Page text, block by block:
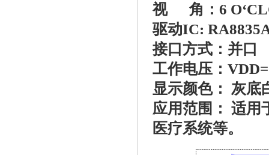
视 角：6
驱动IC:
接口方式：并口
工作电压：
显示颜色： 灰底
应用范围： 适用
医疗系统等。